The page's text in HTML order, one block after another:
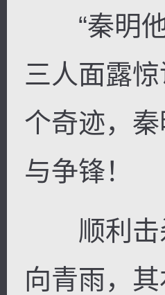
“秦明他
三人面露
个奇迹，
与争锋！
顺利击杀
向青雨，